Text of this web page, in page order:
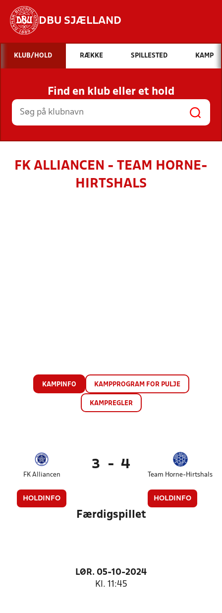
DBU SJÆLLAND
Hvad vil du søge efter?
INDHOLD OG NYHEDER
STILLINGER, RESULTATER, KLUBBER OG
HOLD
KLUB/HOLD RÆKKE SPILLESTED KAMP
Find en klub eller et hold
FK ALLIANCEN - TEAM HORNE-
HIRTSHALS
KAMPINFO KAMPPROGRAM FOR PULJE
KAMPREGLER
FK Alliancen
HOLDINFO
3 - 4
Team Horne-Hirtshals
HOLDINFO
Færdigspillet
LØR. 05-10-2024
Kl. 11:45